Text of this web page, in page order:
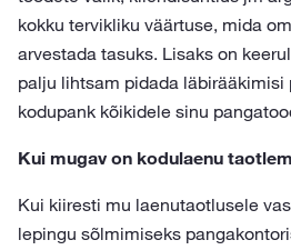
kokku tervikliku väärtuse, mida
arvestada tasuks. Lisaks on
palju lihtsam pidada läbirääkimisi
kodupank kõikidele sinu
Kui mugav on kodulaenu
Kui kiiresti mu laenutaotlusele
lepingu sõlmimiseks